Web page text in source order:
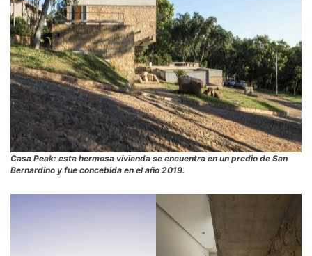
Casa Peak: esta hermosa vivienda se encuentra en un predio de San
Bernardino y fue concebida en el año 2019.